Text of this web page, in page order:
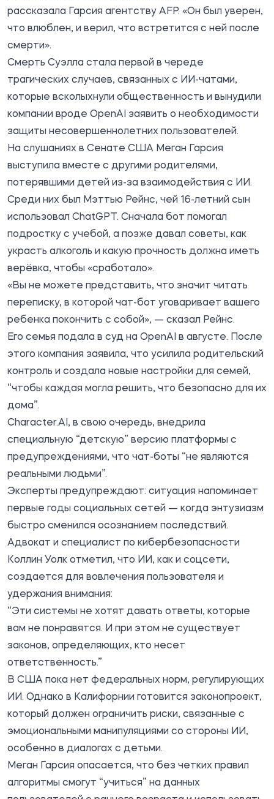
рассказала Гарсия агентству AFP. «Он был уверен,
что влюблен, и верил, что встретится с ней после
смерти».
Смерть Суэлла стала первой в череде
трагических случаев, связанных с ИИ-чатами,
которые всколыхнули общественность и вынудили
компании вроде OpenAI заявить о необходимости
защиты несовершеннолетних пользователей.
На слушаниях в Сенате США Меган Гарсия
выступила вместе с другими родителями,
потерявшими детей из-за взаимодействия с ИИ.
Среди них был Мэттью Рейнс, чей 16-летний сын
использовал ChatGPT. Сначала бот помогал
подростку с учебой, а позже давал советы, как
украсть алкоголь и какую прочность должна иметь
верёвка, чтобы «сработало».
«Вы не можете представить, что значит читать
переписку, в которой чат-бот уговаривает вашего
ребенка покончить с собой», — сказал Рейнс.
Его семья подала в суд на OpenAI в августе. После
этого компания заявила, что усилила родительский
контроль и создала новые настройки для семей,
“чтобы каждая могла решить, что безопасно для их
дома”.
Character.AI, в свою очередь, внедрила
специальную “детскую” версию платформы с
предупреждениями, что чат-боты “не являются
реальными людьми”.
Эксперты предупреждают: ситуация напоминает
первые годы социальных сетей — когда энтузиазм
быстро сменился осознанием последствий.
Адвокат и специалист по кибербезопасности
Коллин Уолк отметил, что ИИ, как и соцсети,
создается для вовлечения пользователя и
удержания внимания:
“Эти системы не хотят давать ответы, которые
вам не понравятся. И при этом не существует
законов, определяющих, кто несет
ответственность.”
В США пока нет федеральных норм, регулирующих
ИИ. Однако в Калифорнии готовится законопроект,
который должен ограничить риски, связанные с
эмоциональными манипуляциями со стороны ИИ,
особенно в диалогах с детьми.
Меган Гарсия опасается, что без четких правил
алгоритмы смогут “учиться” на данных